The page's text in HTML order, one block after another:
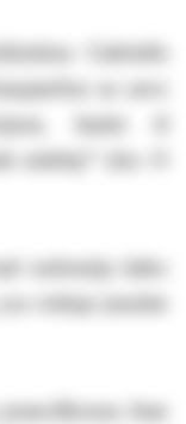
Gabrielis
su savo
šaukė iš
niekšų!“ (lot. O
sodomija laiko
viršuje (mulier
Jean